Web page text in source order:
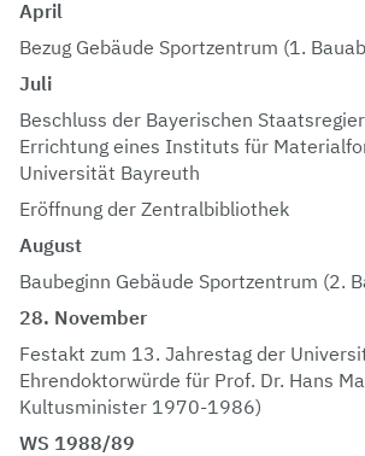
April
Bezug Gebäude Sportzentrum (1.
Juli
Beschluss der Bayerischen
Errichtung eines Instituts für
Universität Bayreuth
Eröffnung der Zentralbibliothek
August
Baubeginn Gebäude Sportzentrum (2.
28. November
Festakt zum 13. Jahrestag der
Ehrendoktorwürde für Prof. Dr. Hans
Kultusminister 1970-1986)
WS 1988/89